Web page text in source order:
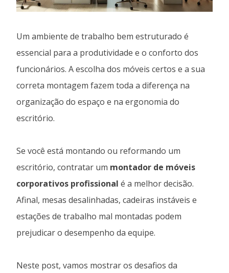
Um ambiente de trabalho bem estruturado é
essencial para a produtividade e o conforto dos
funcionários. A escolha dos móveis certos e a sua
correta montagem fazem toda a diferença na
organização do espaço e na ergonomia do
escritório.
Se você está montando ou reformando um
escritório, contratar um montador de móveis
corporativos profissional é a melhor decisão.
Afinal, mesas desalinhadas, cadeiras instáveis e
estações de trabalho mal montadas podem
prejudicar o desempenho da equipe.
Neste post, vamos mostrar os desafios da